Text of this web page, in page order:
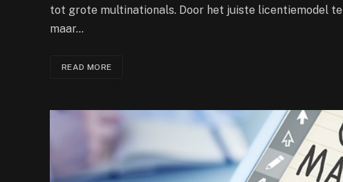
tot grote multinationals. Door het juiste licentiemodel
maar…
READ MORE